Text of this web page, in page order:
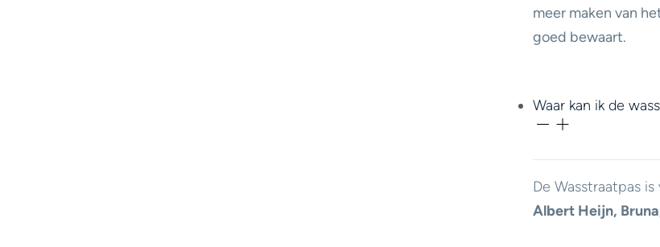
meer maken van
goed bewaart.
Waar kan ik de
De Wasstraatpas
Albert Heijn,